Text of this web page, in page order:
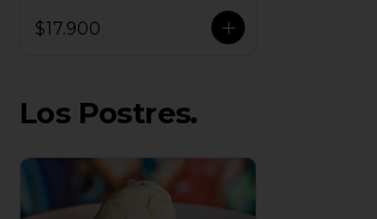
$17.900
Los Postres.